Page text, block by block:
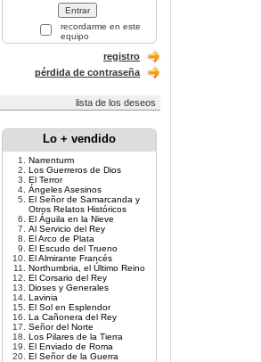
recordarme en este
equipo
registro
pérdida de contraseña
lista de los deseos
Lo + vendido
Narrenturm
Los Guerreros de Dios
El Terror
Ángeles Asesinos
El Señor de Samarcanda y
Otros Relatos Históricos
El Águila en la Nieve
Al Servicio del Rey
El Arco de Plata
El Escudo del Trueno
El Almirante Francés
Northumbria, el Último Reino
El Corsario del Rey
Dioses y Generales
Lavinia
El Sol en Esplendor
La Cañonera del Rey
Señor del Norte
Los Pilares de la Tierra
El Enviado de Roma
El Señor de la Guerra